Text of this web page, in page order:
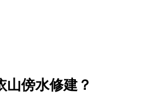
山傍水修建？